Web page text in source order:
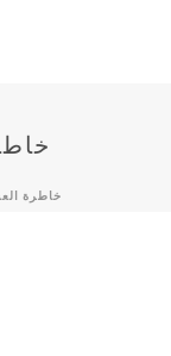
/ خاطرة